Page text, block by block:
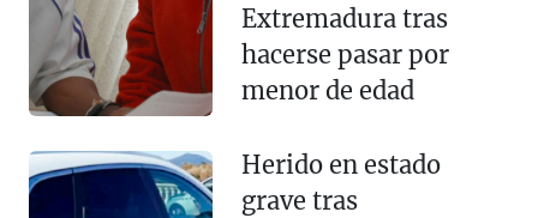
Extremadura tras
hacerse pasar por
menor de edad
Herido en estado
grave tras